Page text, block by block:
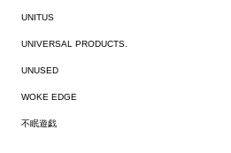
UNITUS
UNIVERSAL PRODUCTS.
UNUSED
WOKE EDGE
不眠遊戯